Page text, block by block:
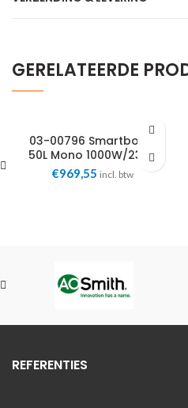
GERELATEERDE
03-00796 Smartboiler
50L Mono 1000W/230V
€969,55 incl. btw
REFERENTIES